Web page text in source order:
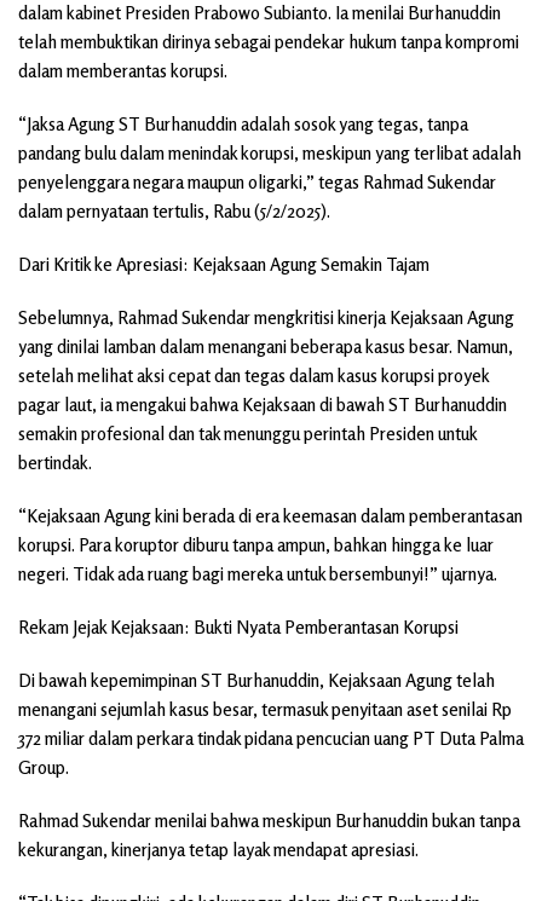
dalam kabinet Presiden Prabowo Subianto. Ia menilai Burhanuddin
telah membuktikan dirinya sebagai pendekar hukum tanpa kompromi
dalam memberantas korupsi.
“Jaksa Agung ST Burhanuddin adalah sosok yang tegas, tanpa
pandang bulu dalam menindak korupsi, meskipun yang terlibat adalah
penyelenggara negara maupun oligarki,” tegas Rahmad Sukendar
dalam pernyataan tertulis, Rabu (5/2/2025).
Dari Kritik ke Apresiasi: Kejaksaan Agung Semakin Tajam
Sebelumnya, Rahmad Sukendar mengkritisi kinerja Kejaksaan Agung
yang dinilai lamban dalam menangani beberapa kasus besar. Namun,
setelah melihat aksi cepat dan tegas dalam kasus korupsi proyek
pagar laut, ia mengakui bahwa Kejaksaan di bawah ST Burhanuddin
semakin profesional dan tak menunggu perintah Presiden untuk
bertindak.
“Kejaksaan Agung kini berada di era keemasan dalam pemberantasan
korupsi. Para koruptor diburu tanpa ampun, bahkan hingga ke luar
negeri. Tidak ada ruang bagi mereka untuk bersembunyi!” ujarnya.
Rekam Jejak Kejaksaan: Bukti Nyata Pemberantasan Korupsi
Di bawah kepemimpinan ST Burhanuddin, Kejaksaan Agung telah
menangani sejumlah kasus besar, termasuk penyitaan aset senilai Rp
372 miliar dalam perkara tindak pidana pencucian uang PT Duta Palma
Group.
Rahmad Sukendar menilai bahwa meskipun Burhanuddin bukan tanpa
kekurangan, kinerjanya tetap layak mendapat apresiasi.